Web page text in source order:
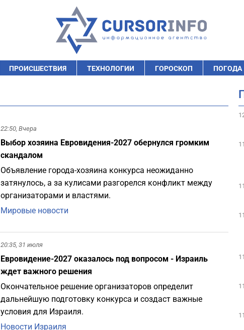
ПРОИСШЕСТВИЯ ТЕХНОЛОГИИ ГОРОСКОП ПОГОДА
22:50, Вчера
Выбор хозяина Евровидения-2027 обернулся громким
скандалом
Объявление города-хозяина конкурса неожиданно
затянулось, а за кулисами разгорелся конфликт между
организаторами и властями.
Мировые новости
20:35, 31 июля
Евровидение-2027 оказалось под вопросом - Израиль
ждет важного решения
Окончательное решение организаторов определит
дальнейшую подготовку конкурса и создаст важные
условия для Израиля.
Новости Израиля